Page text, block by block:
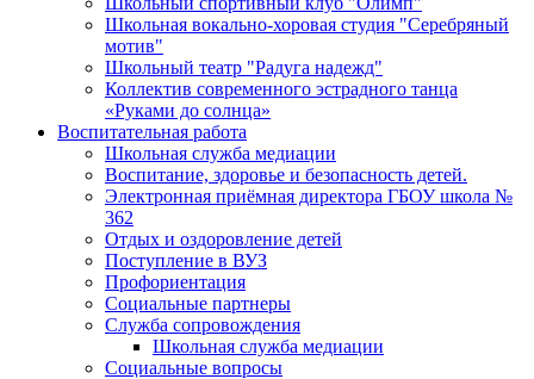
Школьная вокально-хоровая студия "Серебряный
мотив"
Школьный театр "Радуга надежд"
Коллектив современного эстрадного танца
«Руками до солнца»
Воспитательная работа
Школьная служба медиации
Воспитание, здоровье и безопасность детей.
Электронная приёмная директора ГБОУ школа №
362
Отдых и оздоровление детей
Поступление в ВУЗ
Профориентация
Социальные партнеры
Служба сопровождения
Школьная служба медиации
Социальные вопросы